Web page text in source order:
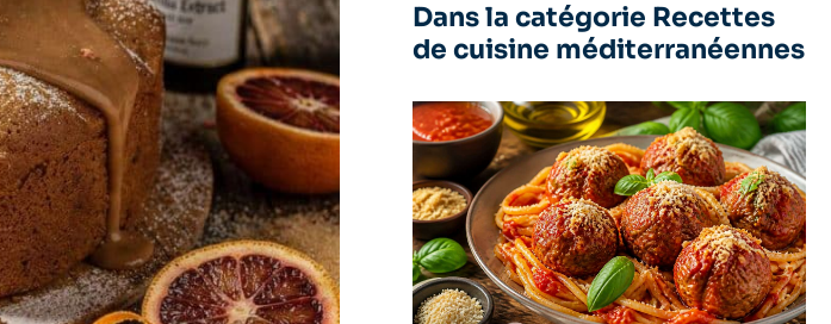
Dans la catégorie Recettes
de cuisine méditerranéennes